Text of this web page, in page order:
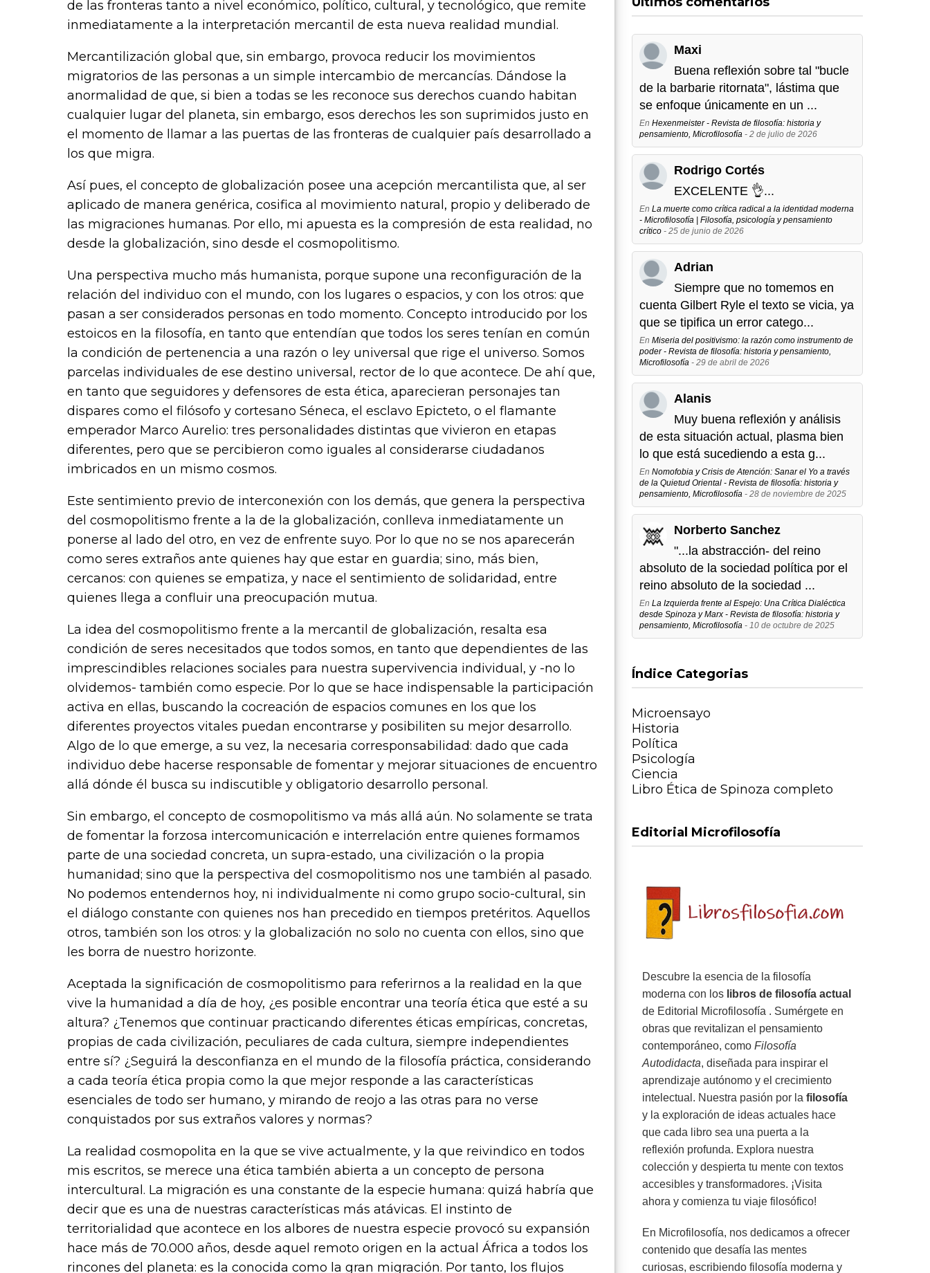
de las fronteras tanto a nivel económico, político, cultural, y tecnológico, que remite
inmediatamente a la interpretación mercantil de esta nueva realidad mundial.
Mercantilización global que, sin embargo, provoca reducir los movimientos
migratorios de las personas a un simple intercambio de mercancías. Dándose la
anormalidad de que, si bien a todas se les reconoce sus derechos cuando habitan
cualquier lugar del planeta, sin embargo, esos derechos les son suprimidos justo en
el momento de llamar a las puertas de las fronteras de cualquier país desarrollado a
los que migra.
Así pues, el concepto de globalización posee una acepción mercantilista que, al ser
aplicado de manera genérica, cosifica al movimiento natural, propio y deliberado de
las migraciones humanas. Por ello, mi apuesta es la compresión de esta realidad, no
desde la globalización, sino desde el cosmopolitismo.
Una perspectiva mucho más humanista, porque supone una reconfiguración de la
relación del individuo con el mundo, con los lugares o espacios, y con los otros: que
pasan a ser considerados personas en todo momento. Concepto introducido por los
estoicos en la filosofía, en tanto que entendían que todos los seres tenían en común
la condición de pertenencia a una razón o ley universal que rige el universo. Somos
parcelas individuales de ese destino universal, rector de lo que acontece. De ahí que,
en tanto que seguidores y defensores de esta ética, aparecieran personajes tan
dispares como el filósofo y cortesano Séneca, el esclavo Epicteto, o el flamante
emperador Marco Aurelio: tres personalidades distintas que vivieron en etapas
diferentes, pero que se percibieron como iguales al considerarse ciudadanos
imbricados en un mismo cosmos.
Este sentimiento previo de interconexión con los demás, que genera la perspectiva
del cosmopolitismo frente a la de la globalización, conlleva inmediatamente un
ponerse al lado del otro, en vez de enfrente suyo. Por lo que no se nos aparecerán
como seres extraños ante quienes hay que estar en guardia; sino, más bien,
cercanos: con quienes se empatiza, y nace el sentimiento de solidaridad, entre
quienes llega a confluir una preocupación mutua.
La idea del cosmopolitismo frente a la mercantil de globalización, resalta esa
condición de seres necesitados que todos somos, en tanto que dependientes de las
imprescindibles relaciones sociales para nuestra supervivencia individual, y -no lo
olvidemos- también como especie. Por lo que se hace indispensable la participación
activa en ellas, buscando la cocreación de espacios comunes en los que los
diferentes proyectos vitales puedan encontrarse y posibiliten su mejor desarrollo.
Algo de lo que emerge, a su vez, la necesaria corresponsabilidad: dado que cada
individuo debe hacerse responsable de fomentar y mejorar situaciones de encuentro
allá dónde él busca su indiscutible y obligatorio desarrollo personal.
Sin embargo, el concepto de cosmopolitismo va más allá aún. No solamente se trata
de fomentar la forzosa intercomunicación e interrelación entre quienes formamos
parte de una sociedad concreta, un supra-estado, una civilización o la propia
humanidad; sino que la perspectiva del cosmopolitismo nos une también al pasado.
No podemos entendernos hoy, ni individualmente ni como grupo socio-cultural, sin
el diálogo constante con quienes nos han precedido en tiempos pretéritos. Aquellos
otros, también son los otros: y la globalización no solo no cuenta con ellos, sino que
les borra de nuestro horizonte.
Aceptada la significación de cosmopolitismo para referirnos a la realidad en la que
vive la humanidad a día de hoy, ¿es posible encontrar una teoría ética que esté a su
altura? ¿Tenemos que continuar practicando diferentes éticas empíricas, concretas,
propias de cada civilización, peculiares de cada cultura, siempre independientes
entre sí? ¿Seguirá la desconfianza en el mundo de la filosofía práctica, considerando
a cada teoría ética propia como la que mejor responde a las características
esenciales de todo ser humano, y mirando de reojo a las otras para no verse
conquistados por sus extraños valores y normas?
La realidad cosmopolita en la que se vive actualmente, y la que reivindico en todos
mis escritos, se merece una ética también abierta a un concepto de persona
intercultural. La migración es una constante de la especie humana: quizá habría que
decir que es una de nuestras características más atávicas. El instinto de
territorialidad que acontece en los albores de nuestra especie provocó su expansión
hace más de 70.000 años, desde aquel remoto origen en la actual África a todos los
rincones del planeta: es la conocida como la gran migración. Por tanto, los flujos
Maxi
Buena reflexión sobre tal "bucle
de la barbarie ritornata", lástima que
se enfoque únicamente en un ...
En Hexenmeister - Revista de filosofía: historia y
pensamiento, Microfilosofía - 2 de julio de 2026
Rodrigo Cortés
EXCELENTE 👌...
En La muerte como crítica radical a la identidad moderna
- Microfilosofía | Filosofía, psicología y pensamiento
crítico - 25 de junio de 2026
Adrian
Siempre que no tomemos en
cuenta Gilbert Ryle el texto se vicia, ya
que se tipifica un error catego...
En Miseria del positivismo: la razón como instrumento de
poder - Revista de filosofía: historia y pensamiento,
Microfilosofía - 29 de abril de 2026
Alanis
Muy buena reflexión y análisis
de esta situación actual, plasma bien
lo que está sucediendo a esta g...
En Nomofobia y Crisis de Atención: Sanar el Yo a través
de la Quietud Oriental - Revista de filosofía: historia y
pensamiento, Microfilosofía - 28 de noviembre de 2025
Norberto Sanchez
"...la abstracción- del reino
absoluto de la sociedad política por el
reino absoluto de la sociedad ...
En La Izquierda frente al Espejo: Una Crítica Dialéctica
desde Spinoza y Marx - Revista de filosofía: historia y
pensamiento, Microfilosofía - 10 de octubre de 2025
Índice Categorias
Microensayo
Historia
Política
Psicología
Ciencia
Libro Ética de Spinoza completo
Editorial Microfilosofía
Descubre la esencia de la filosofía
moderna con los libros de filosofía actual
de Editorial Microfilosofía . Sumérgete en
obras que revitalizan el pensamiento
contemporáneo, como Filosofía
Autodidacta, diseñada para inspirar el
aprendizaje autónomo y el crecimiento
intelectual. Nuestra pasión por la filosofía
y la exploración de ideas actuales hace
que cada libro sea una puerta a la
reflexión profunda. Explora nuestra
colección y despierta tu mente con textos
accesibles y transformadores. ¡Visita
ahora y comienza tu viaje filosófico!
En Microfilosofía, nos dedicamos a ofrecer
contenido que desafía las mentes
curiosas, escribiendo filosofía moderna y